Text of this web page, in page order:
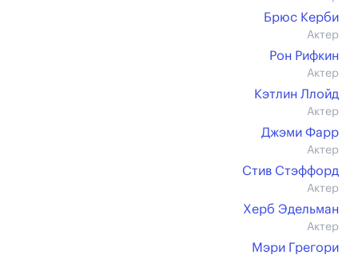
Брюс Керби
Актер
Рон Рифкин
Актер
Кэтлин Ллойд
Актер
Джэми Фарр
Актер
Стив Стэффорд
Актер
Херб Эдельман
Актер
Мэри Грегори